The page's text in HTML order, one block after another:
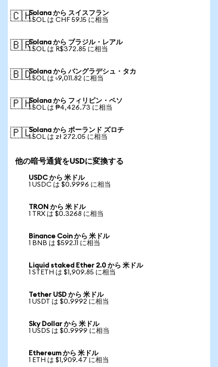
🇨🇭Solana から スイスフラン
1 SOL は CHF 59.15 に相当
🇧🇷Solana から ブラジル・レアル
1 SOL は R$372.85 に相当
🇧🇩Solana から バングラデシュ・タカ
1 SOL は ৳9,011.82 に相当
🇵🇭Solana から フィリピン・ペソ
1 SOL は ₱4,426.73 に相当
🇵🇱Solana から ポーランド ズロチ
1 SOL は zł 272.05 に相当
他の暗号通貨をUSDに変換する
USDC から 米ドル
1 USDC は $0.9996 に相当
TRON から 米ドル
1 TRX は $0.3268 に相当
Binance Coin から 米ドル
1 BNB は $592.11 に相当
Liquid staked Ether 2.0 から 米ドル
1 STETH は $1,909.85 に相当
Tether USD から 米ドル
1 USDT は $0.9992 に相当
Sky Dollar から 米ドル
1 USDS は $0.9999 に相当
Ethereum から 米ドル
1 ETH は $1,909.47 に相当